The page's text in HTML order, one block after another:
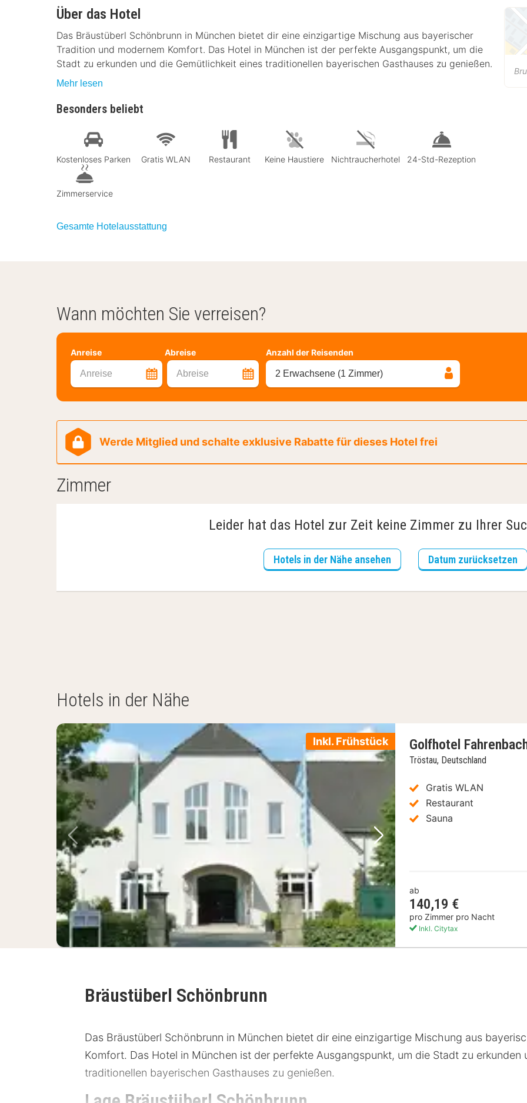
Über das Hotel
Das Bräustüberl Schönbrunn in München bietet dir eine einzigartige Mischung aus bayerischer
Tradition und modernem Komfort. Das Hotel in München ist der perfekte Ausgangspunkt, um die
Stadt zu erkunden und die Gemütlichkeit eines traditionellen bayerischen Gasthauses zu genießen.
Mehr lesen
Besonders beliebt
Kostenloses Parken Gratis WLAN Restaurant Keine Haustiere Nichtraucherhotel 24-Std-Rezeption
Zimmerservice
Gesamte Hotelausstattung
Wann möchten Sie verreisen?
Anreise Abreise
Anreise Abreise
Anzahl der Reisenden
2 Erwachsene (1 Zimmer)
Werde Mitglied und schalte exklusive Rabatte für dieses Hotel frei
Zimmer
Leider hat das Hotel zur Zeit keine Zimmer zu Ihrer
Hotels in der Nähe ansehen Datum zurücksetzen
Hotels in der Nähe
Inkl. Frühstück
Vorheriges Bild Nächstes Bild
Golfhotel
Tröstau, Deutschland
Gratis WLAN
Restaurant
Sauna
ab
140,19 €
pro Zimmer pro Nacht
Inkl. Citytax
Bräustüberl Schönbrunn
Das Bräustüberl Schönbrunn in München bietet dir eine einzigartige Mischung aus
Komfort. Das Hotel in München ist der perfekte Ausgangspunkt, um die Stadt zu erkunden
traditionellen bayerischen Gasthauses zu genießen.